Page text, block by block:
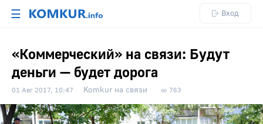
☰ Вход
«Коммерческий» на связи: Будут
деньги — будет дорога
01 Авг 2017, 10:47 Komkur на связи 763